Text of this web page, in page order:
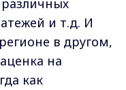
и т.д. И
в другом,
на
как